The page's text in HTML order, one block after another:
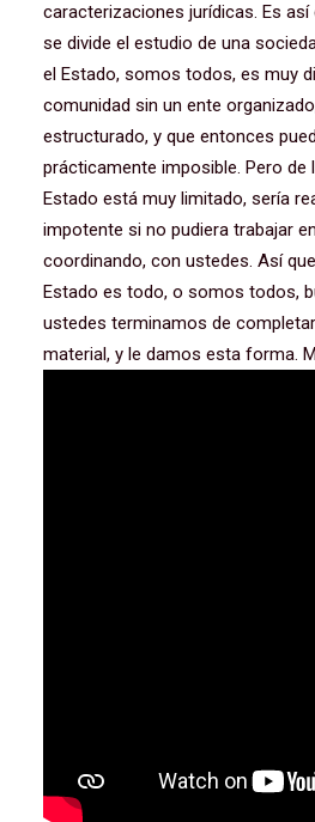
caracterizaciones jurídicas. Es
se divide el estudio de una
el Estado, somos todos, es muy
comunidad sin un ente
estructurado, y que entonces
prácticamente imposible. Pero de
Estado está muy limitado, sería
impotente si no pudiera trabajar
coordinando, con ustedes. Así
Estado es todo, o somos todos,
ustedes terminamos de
material, y le damos esta forma.